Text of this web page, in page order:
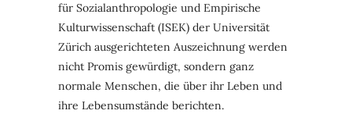
für Sozialanthropologie und Empirische
Kulturwissenschaft (ISEK) der Universität
Zürich ausgerichteten Auszeichnung werden
nicht Promis gewürdigt, sondern ganz
normale Menschen, die über ihr Leben und
ihre Lebensumstände berichten.